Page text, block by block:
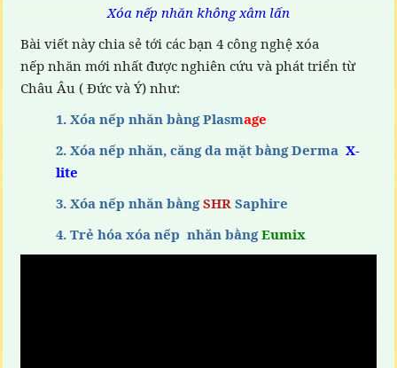
Xóa nếp nhăn không xâm lấn
Bài viết này chia sẻ tới các bạn 4 công nghệ xóa
nếp nhăn mới nhất được nghiên cứu và phát triển từ
Châu Âu ( Đức và Ý) như:
1. Xóa nếp nhăn bằng Plasmage
2. Xóa nếp nhăn, căng da mặt bằng Derma X-
lite
3. Xóa nếp nhăn bằngSHR Saphire
4. Trẻ hóa xóa nếp nhăn bằngEumix